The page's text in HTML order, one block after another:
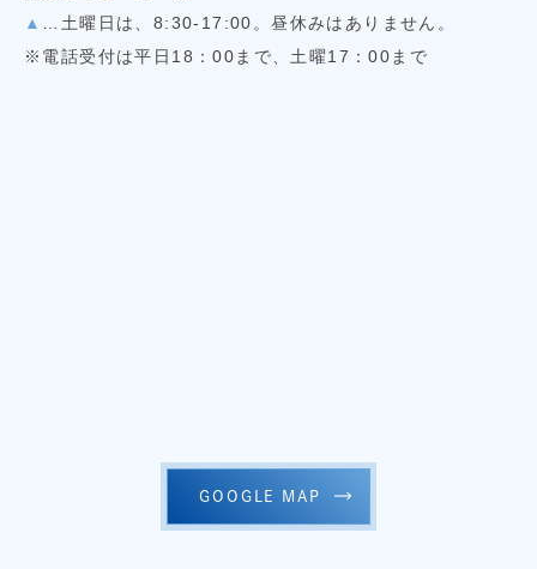
▲
…土曜日は、8:30-17:00。昼休みはありません。
※電話受付は平日18：00まで、土曜17：00まで
GOOGLE MAP